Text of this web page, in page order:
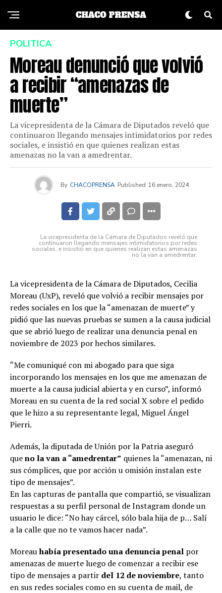
POLITICA
Moreau denunció que volvió
a recibir “amenazas de
muerte”
La vicepresidenta de la Cámara de Diputados reveló que
continuaron llegando mensajes intimidatorios por redes
sociales, e insistió en que quienes realizan estas
amenazas no la van a amedrentar.
By CHACOPRENSA Published 16 enero, 2024
La vicepresidenta de la Cámara de Diputados reveló que
continuaron llegando mensajes intimidatorios por redes
sociales, e insistió en que quienes realizan estas amenazas
no la van a amedrentar.
La vicepresidenta de la Cámara de Diputados, Cecilia
Moreau (UxP), reveló que volvió a recibir mensajes por
redes sociales en los que la “amenazan de muerte” y
pidió que las nuevas pruebas se sumen a la causa judicial
que se abrió luego de realizar una denuncia penal en
noviembre de 2023 por hechos similares.
“Me comuniqué con mi abogado para que siga
incorporando los mensajes en los que me amenazan de
muerte a la causa judicial abierta y en curso”, informó
Moreau en su cuenta de la red social X sobre el pedido
que le hizo a su representante legal, Miguel Ángel
Pierri.
Además, la diputada de Unión por la Patria aseguró
queno la van a “amedrentar” quienes la “amenazan, ni
sus cómplices, que por acción u omisión instalan este
tipo de mensajes”.
En las capturas de pantalla que compartió, se visualizan
respuestas a su perfil personal de Instagram donde un
usuario le dice: “No hay cárcel, sólo bala hija de p… Salí
a la calle que no te vamos hacer nada”.
Moreauhabía presentado una denuncia penal por
amenazas de muerte luego de comenzar a recibir ese
tipo de mensajes a partir del 12 de noviembre, tanto
en sus redes sociales como en su cuenta de mail, de